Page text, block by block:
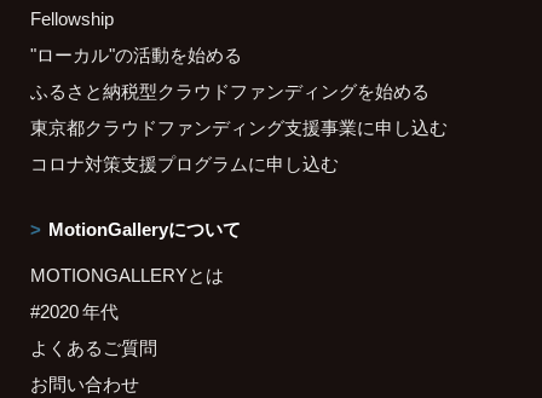
Fellowship
"ローカル"の活動を始める
ふるさと納税型クラウドファンディングを始める
東京都クラウドファンディング支援事業に申し込む
コロナ対策支援プログラムに申し込む
MotionGalleryについて
MOTIONGALLERYとは
#2020 年代
よくあるご質問
お問い合わせ